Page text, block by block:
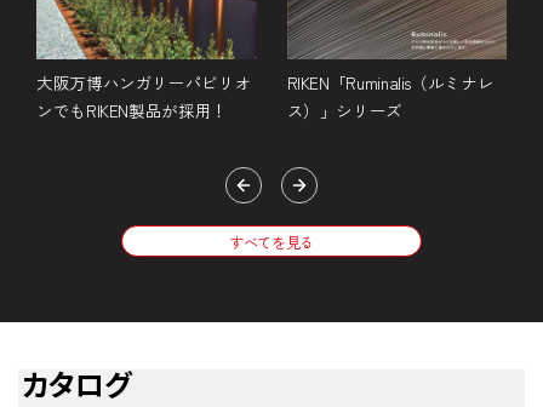
大阪万博ハンガリーパビリオ
ンでもRIKEN製品が採用！
RIKEN「Ruminalis（ルミナレ
ス）」シリーズ
すべてを見る
カタログ